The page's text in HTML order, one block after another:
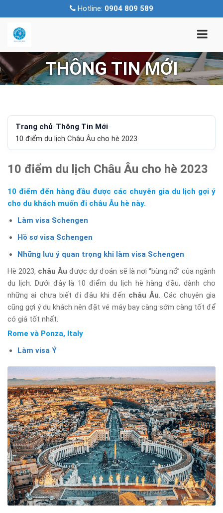
Hotline: 0904 809 589
THÔNG TIN MỚI
Trang chủ-Thông Tin Mới-
10 điểm du lịch Châu Âu cho hè 2023
10 điểm du lịch Châu Âu cho hè 2023
10 điểm đến hàng đầu được các chuyên gia du lịch gợi ý
cho du khách muốn đi châu Âu hè này.
Làm visa Schengen
Hồ sơ visa Schengen
Những lưu ý quan trọng khi làm visa Schengen
Hè 2023, châu Âu được dự đoán sẽ là nơi “bùng nổ” của ngành
du lịch. Dưới đây là 10 điểm du lịch hè hàng đầu, dành cho
những ai chưa biết đi đâu khi đến châu Âu. Các chuyên gia
cũng gợi ý du khách nên đặt vé máy bay càng sớm càng tốt để
có giá tốt nhất.
Rome và Ponza, Italy
Làm visa Ý